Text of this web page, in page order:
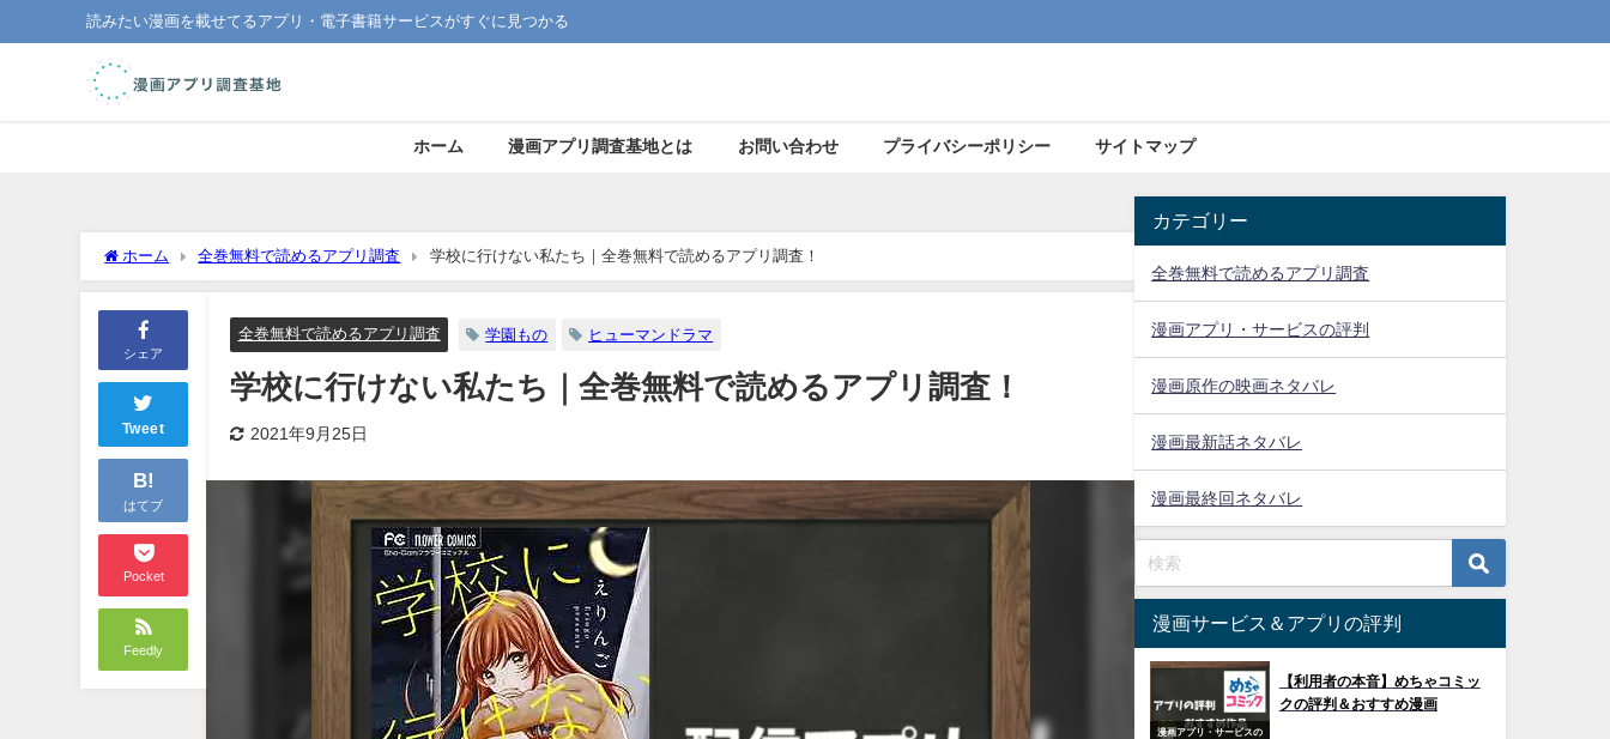
読みたい漫画を載せてるアプリ・電子書籍サービスがすぐに見つかる
ホーム 漫画アプリ調査基地とは お問い合わせ プライバシーポリシー サイトマップ
ホーム 全巻無料で読めるアプリ調査 学校に行けない私たち｜全巻無料で読めるアプリ調査！
シェア
Tweet
B!
はてブ
Pocket
Feedly
全巻無料で読めるアプリ調査 学園もの ヒューマンドラマ
学校に行けない私たち｜全巻無料で読めるアプリ調査！
2021年9月25日
カテゴリー
全巻無料で読めるアプリ調査
漫画アプリ・サービスの評判
漫画原作の映画ネタバレ
漫画最新話ネタバレ
漫画最終回ネタバレ
漫画サービス＆アプリの評判
漫画アプリ・サービスの
【利用者の本音】めちゃコミッ
クの評判＆おすすめ漫画